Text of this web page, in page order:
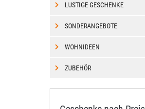
LUSTIGE GESCHENKE
SONDERANGEBOTE
WOHNIDEEN
ZUBEHÖR